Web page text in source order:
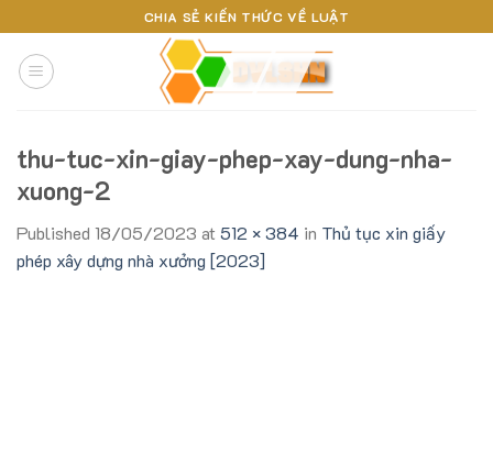
to
content
CHIA SẺ KIẾN THỨC VỀ LUẬT
thu-tuc-xin-giay-phep-xay-dung-nha-
xuong-2
Published 18/05/2023 at 512 × 384 in Thủ tục xin giấy
phép xây dựng nhà xưởng [2023]